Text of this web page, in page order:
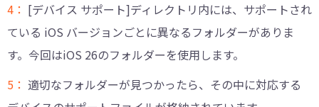
4： [デバイス サポート]ディレクトリ内には、サポートされ
ている iOS バージョンごとに異なるフォルダーがありま
す。今回はiOS 26のフォルダーを使用します。
5： 適切なフォルダーが見つかったら、その中に対応する